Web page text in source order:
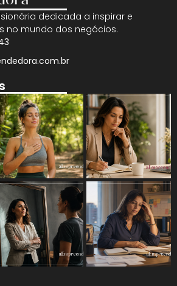
dedicada a inspirar e
no mundo dos negócios.